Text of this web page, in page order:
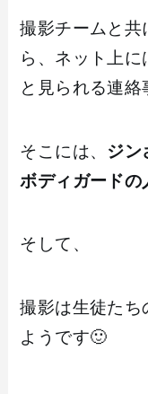
撮影チームと共
ら、ネット上
と見られる連絡
そこには、 ジン
ボディガードの
そして、
撮影は生徒たち
ようです🙂